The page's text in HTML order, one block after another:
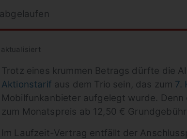
aktualisiert
Trotz eines krummen Betrags dürfte die
Aktionstarif aus dem Trio sein, das zum 7.
Mobilfunkanbieter aufgelegt wurde. Denn
zum Monatspreis ab 12,50 €
Im Laufzeit-Vertrag entfällt der